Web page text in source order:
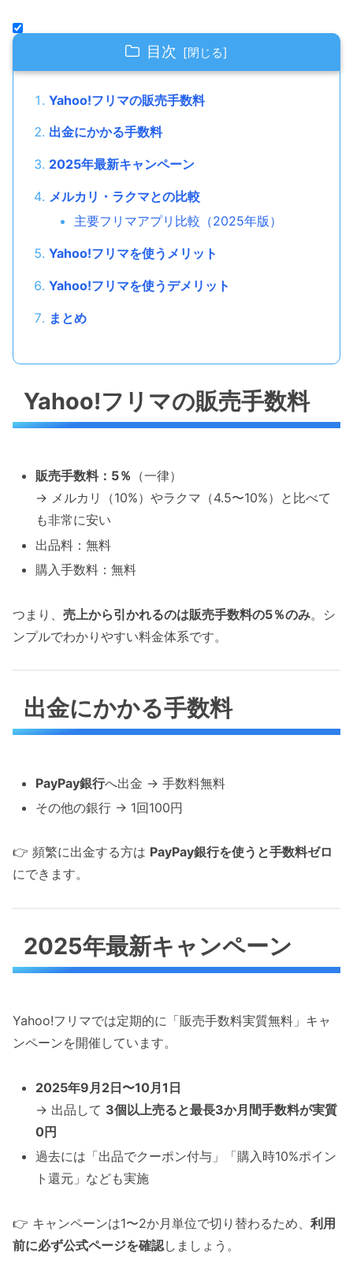
目次
Yahoo!フリマの販売手数料
出金にかかる手数料
2025年最新キャンペーン
メルカリ・ラクマとの比較
主要フリマアプリ比較（2025年版）
Yahoo!フリマを使うメリット
Yahoo!フリマを使うデメリット
まとめ
Yahoo!フリマの販売手数料
販売手数料：5％ （一律）
→ メルカリ（10%）やラクマ（4.5〜10%）と比べて
も非常に安い
出品料：無料
購入手数料：無料
つまり、 売上から引かれるのは販売手数料の5％のみ。シ
ンプルでわかりやすい料金体系です。
出金にかかる手数料
PayPay銀行へ出金 → 手数料無料
その他の銀行 → 1回100円
👉 頻繁に出金する方は PayPay銀行を使うと手数料ゼロ
にできます。
2025年最新キャンペーン
Yahoo!フリマでは定期的に「販売手数料実質無料」キャ
ンペーンを開催しています。
2025年9月2日〜10月1日
→ 出品して 3個以上売ると最長3か月間手数料が実質
0円
過去には「出品でクーポン付与」「購入時10%ポイン
ト還元」なども実施
👉 キャンペーンは1〜2か月単位で切り替わるため、 利用
前に必ず公式ページを確認しましょう。